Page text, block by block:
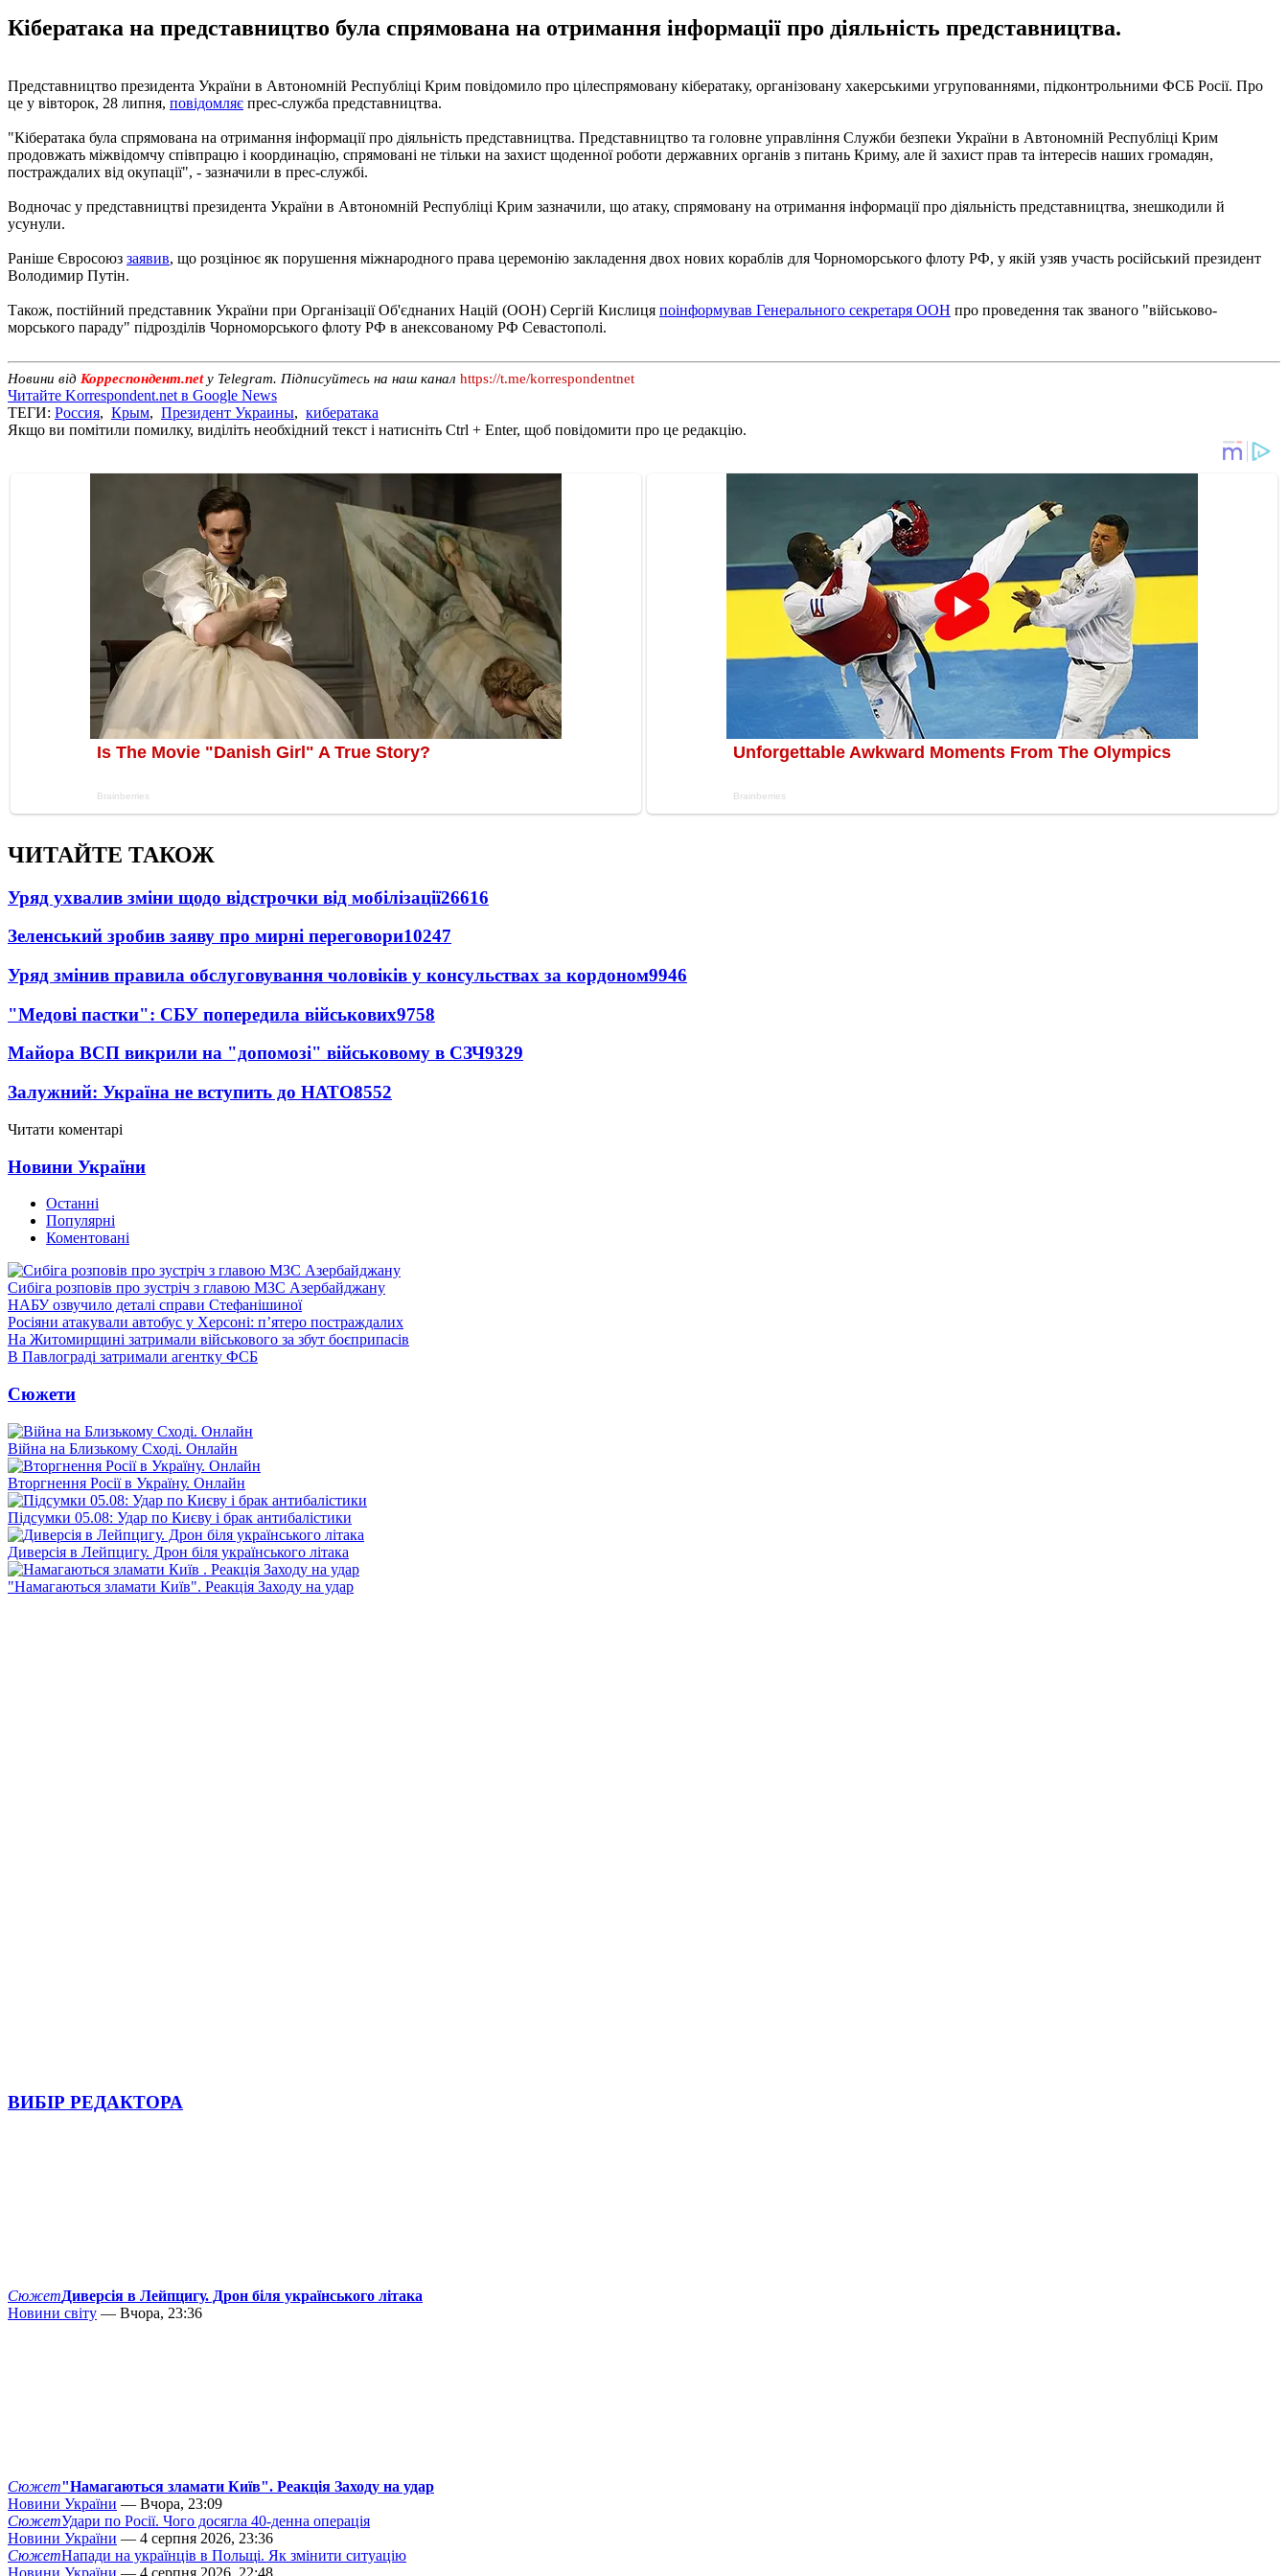
Кібератака на представництво була спрямована на отримання інформації про діяльність представництва.
Представництво президента України в Автономній Республіці Крим повідомило про цілеспрямовану кібератаку, організовану хакерськими угрупованнями, підконтрольними ФСБ Росії. Про
це у вівторок, 28 липня, повідомляє прес-служба представництва.
"Кібератака була спрямована на отримання інформації про діяльність представництва. Представництво та головне управління Служби безпеки України в Автономній Республіці Крим
продовжать міжвідомчу співпрацю і координацію, спрямовані не тільки на захист щоденної роботи державних органів з питань Криму, але й захист прав та інтересів наших громадян,
постраждалих від окупації", - зазначили в прес-службі.
Водночас у представництві президента України в Автономній Республіці Крим зазначили, що атаку, спрямовану на отримання інформації про діяльність представництва, знешкодили й
усунули.
Раніше Євросоюз заявив, що розцінює як порушення міжнародного права церемонію закладення двох нових кораблів для Чорноморського флоту РФ, у якій узяв участь російський президент
Володимир Путін.
Також, постійний представник України при Організації Об'єднаних Націй (ООН) Сергій Кислиця поінформував Генерального секретаря ООН про проведення так званого "військово-
морського параду" підрозділів Чорноморського флоту РФ в анексованому РФ Севастополі.
Новини від Корреспондент.net у Telegram. Підписуйтесь на наш канал https://t.me/korrespondentnet
Читайте Korrespondent.net в Google News
ТЕГИ: Россия, Крым, Президент Украины, кибератака
Якщо ви помітили помилку, виділіть необхідний текст і натисніть Ctrl + Enter, щоб повідомити про це редакцію.
ЧИТАЙТЕ ТАКОЖ
Уряд ухвалив зміни щодо відстрочки від мобілізації26616
Зеленський зробив заяву про мирні переговори10247
Уряд змінив правила обслуговування чоловіків у консульствах за кордоном9946
"Медові пастки": СБУ попередила військових9758
Майора ВСП викрили на "допомозі" військовому в СЗЧ9329
Залужний: Україна не вступить до НАТО8552
Читати коментарі
Новини України
Останні
Популярні
Коментовані
Сибіга розповів про зустріч з главою МЗС Азербайджану
НАБУ озвучило деталі справи Стефанішиної
Росіяни атакували автобус у Херсоні: п’ятеро постраждалих
На Житомирщині затримали військового за збут боєприпасів
В Павлограді затримали агентку ФСБ
Сюжети
Війна на Близькому Сході. Онлайн
Вторгнення Росії в Україну. Онлайн
Підсумки 05.08: Удар по Києву і брак антибалістики
Диверсія в Лейпцигу. Дрон біля українського літака
"Намагаються зламати Київ". Реакція Заходу на удар
ВИБІР РЕДАКТОРА
СюжетДиверсія в Лейпцигу. Дрон біля українського літака
Новини світу — Вчора, 23:36
Сюжет"Намагаються зламати Київ". Реакція Заходу на удар
Новини України — Вчора, 23:09
СюжетУдари по Росії. Чого досягла 40-денна операція
Новини України — 4 серпня 2026, 23:36
СюжетНапади на українців в Польщі. Як змінити ситуацію